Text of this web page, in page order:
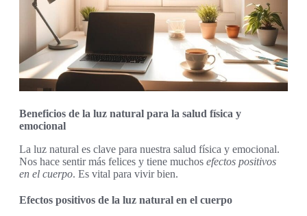
Beneficios de la luz natural para la salud física y
emocional
La luz natural es clave para nuestra salud física y emocional.
Nos hace sentir más felices y tiene muchos efectos positivos
en el cuerpo. Es vital para vivir bien.
Efectos positivos de la luz natural en el cuerpo